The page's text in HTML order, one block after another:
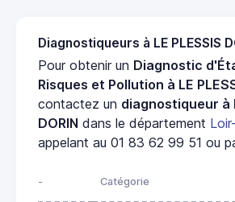
Diagnostiqueurs à LE PLESSIS
Pour obtenir un Diagnostic
Risques et Pollution à LE
contactez un diagnostiqueur à
DORIN dans le département
appelant au 01 83 62 99 51 ou
- Catégorie